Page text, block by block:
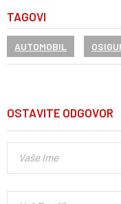
TAGOVI
AUTOMOBIL
OSTAVITE ODGOVOR